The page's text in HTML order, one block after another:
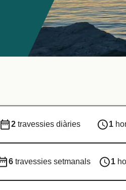
2travessies diàries 1
6 travessies setmanals 1